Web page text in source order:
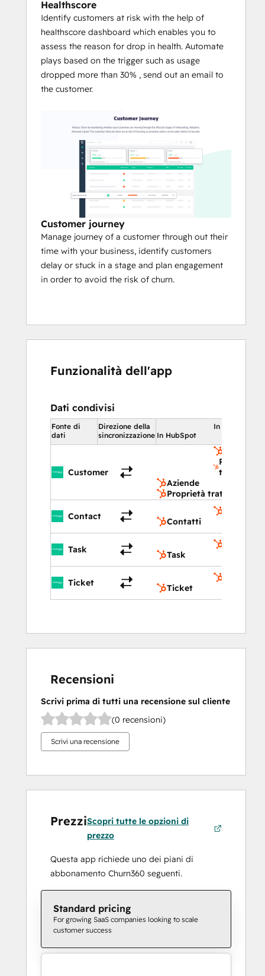
Healthscore
Identify customers at risk with the help of
healthscore dashboard which enables you to
assess the reason for drop in health. Automate
plays based on the trigger such as usage
dropped more than 30% , send out an email to
the customer.
Customer journey
Manage journey of a customer through out their
time with your business, identify customers
delay or stuck in a stage and plan engagement
in order to avoid the risk of churn.
Funzionalità dell'app
Dati condivisi
Fonte di
dati
Direzione della
sincronizzazione
In HubSpot
In HubSpot
Customer
Proprietà
trattativa
Aziende
Proprietà trattativa
Contact
Contatti
Task
Task
Ticket
Ticket
Recensioni
Scrivi prima di tutti una recensione sul cliente
(0 recensioni)
Scrivi una recensione
PrezziScopri tutte le opzioni di
prezzo
Questa app richiede uno dei piani di
abbonamento Churn360 seguenti.
Standard pricing
For growing SaaS companies looking to scale
customer success